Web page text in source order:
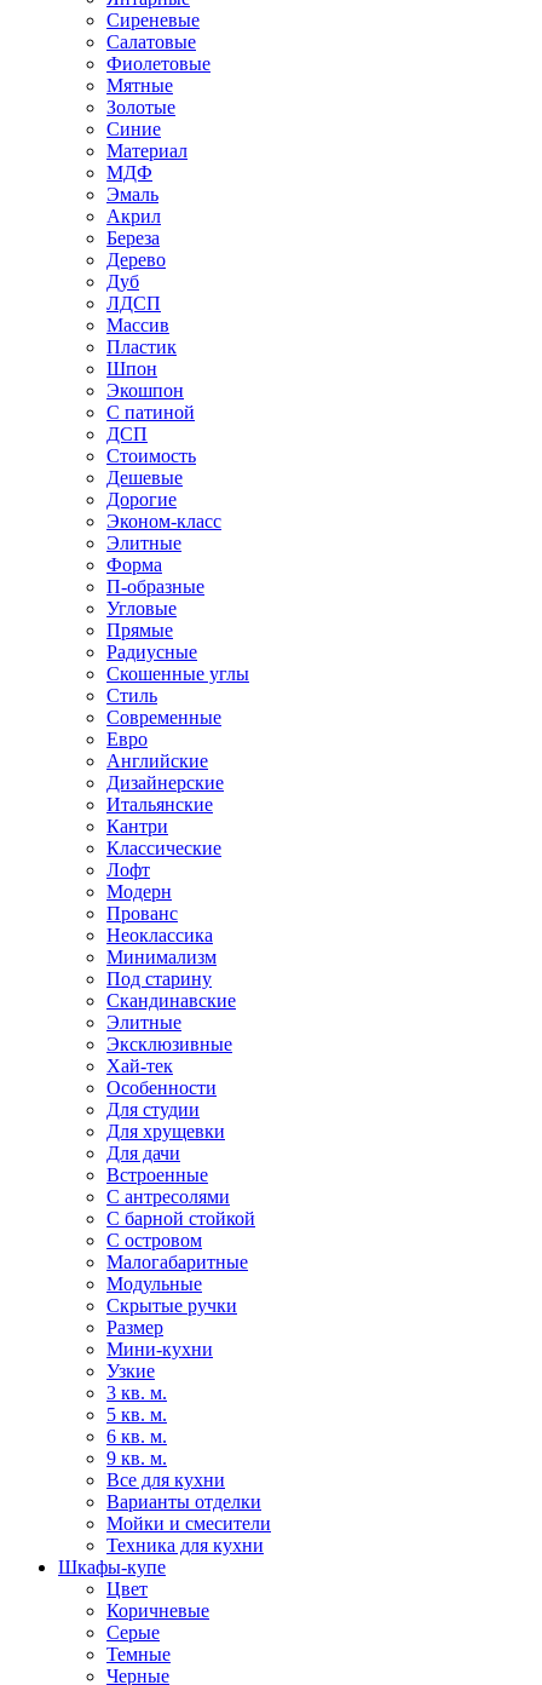
Сиреневые
Салатовые
Фиолетовые
Мятные
Золотые
Синие
Материал
МДФ
Эмаль
Акрил
Береза
Дерево
Дуб
ЛДСП
Массив
Пластик
Шпон
Экошпон
С патиной
ДСП
Стоимость
Дешевые
Дорогие
Эконом-класс
Элитные
Форма
П-образные
Угловые
Прямые
Радиусные
Скошенные углы
Стиль
Современные
Евро
Английские
Дизайнерские
Итальянские
Кантри
Классические
Лофт
Модерн
Прованс
Неоклассика
Минимализм
Под старину
Скандинавские
Элитные
Эксклюзивные
Хай-тек
Особенности
Для студии
Для хрущевки
Для дачи
Встроенные
С антресолями
С барной стойкой
С островом
Малогабаритные
Модульные
Скрытые ручки
Размер
Мини-кухни
Узкие
3 кв. м.
5 кв. м.
6 кв. м.
9 кв. м.
Все для кухни
Варианты отделки
Мойки и смесители
Техника для кухни
Шкафы-купе
Цвет
Коричневые
Серые
Темные
Черные